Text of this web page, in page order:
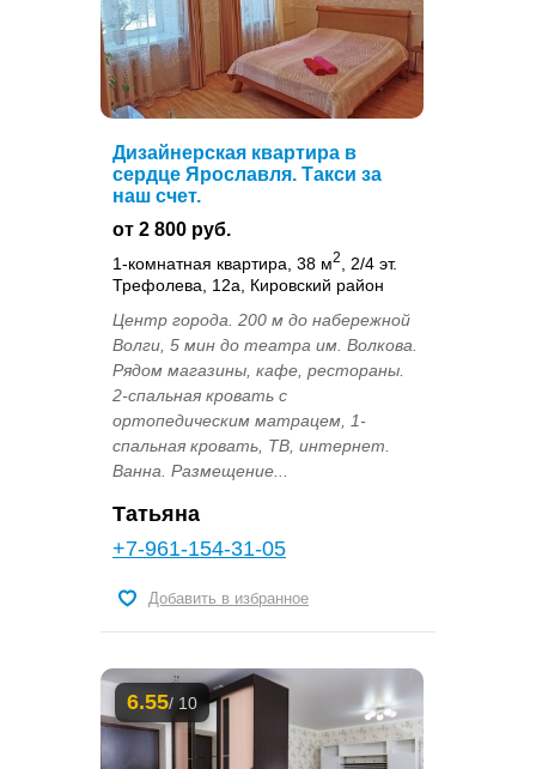
Дизайнерская квартира в
сердце Ярославля. Такси за
наш счет.
от 2 800 руб.
1-комнатная квартира, 38 м2
, 2/4 эт.
Трефолева, 12а, Кировский район
Центр города. 200 м до набережной
Волги, 5 мин до театра им. Волкова.
Рядом магазины, кафе, рестораны.
2-спальная кровать с
ортопедическим матрацем, 1-
спальная кровать, ТВ, интернет.
Ванна. Размещение...
Татьяна
+7-961-154-31-05
Добавить в избранное
6.55/ 10